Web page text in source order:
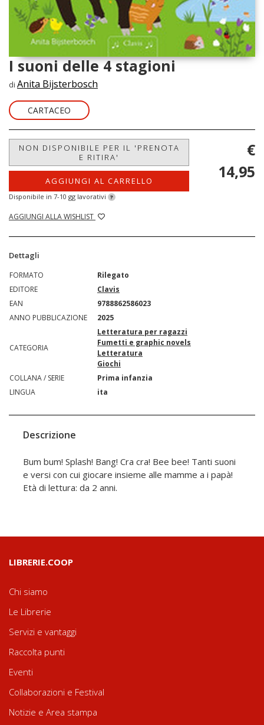
I suoni delle 4 stagioni
di Anita Bijsterbosch
CARTACEO
NON DISPONIBILE PER IL 'PRENOTA
E RITIRA'
AGGIUNGI AL CARRELLO
Disponibile in 7-10 gg lavorativi ?
AGGIUNGI ALLA WISHLIST
€
14,95
Dettagli
FORMATO
Rilegato
EDITORE
Clavis
EAN
9788862586023
ANNO PUBBLICAZIONE
2025
CATEGORIA
Letteratura per ragazzi
Fumetti e graphic novels
Letteratura
Giochi
COLLANA / SERIE
Prima infanzia
LINGUA
ita
Descrizione
Bum bum! Splash! Bang! Cra cra! Bee bee! Tanti suoni
e versi con cui giocare insieme alle mamme a i papà!
Età di lettura: da 2 anni.
LIBRERIE.COOP
Chi siamo
Le Librerie
Servizi e vantaggi
Raccolta punti
Eventi
Collaborazioni e Festival
Notizie e Area stampa